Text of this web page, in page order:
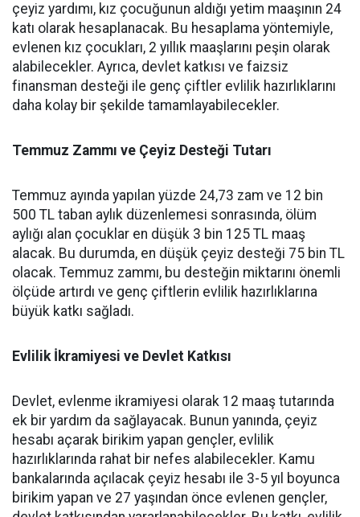
çeyiz yardımı, kız çocuğunun aldığı yetim maaşının 24
katı olarak hesaplanacak. Bu hesaplama yöntemiyle,
evlenen kız çocukları, 2 yıllık maaşlarını peşin olarak
alabilecekler. Ayrıca, devlet katkısı ve faizsiz
finansman desteği ile genç çiftler evlilik hazırlıklarını
daha kolay bir şekilde tamamlayabilecekler.
Temmuz Zammı ve Çeyiz Desteği Tutarı
Temmuz ayında yapılan yüzde 24,73 zam ve 12 bin
500 TL taban aylık düzenlemesi sonrasında, ölüm
aylığı alan çocuklar en düşük 3 bin 125 TL maaş
alacak. Bu durumda, en düşük çeyiz desteği 75 bin TL
olacak. Temmuz zammı, bu desteğin miktarını önemli
ölçüde artırdı ve genç çiftlerin evlilik hazırlıklarına
büyük katkı sağladı.
Evlilik İkramiyesi ve Devlet Katkısı
Devlet, evlenme ikramiyesi olarak 12 maaş tutarında
ek bir yardım da sağlayacak. Bunun yanında, çeyiz
hesabı açarak birikim yapan gençler, evlilik
hazırlıklarında rahat bir nefes alabilecekler. Kamu
bankalarında açılacak çeyiz hesabı ile 3-5 yıl boyunca
birikim yapan ve 27 yaşından önce evlenen gençler,